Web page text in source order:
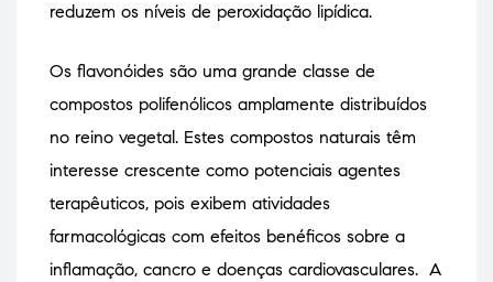
reduzem os níveis de peroxidação lipídica.
Os flavonóides são uma grande classe de
compostos polifenólicos amplamente distribuídos
no reino vegetal. Estes compostos naturais têm
interesse crescente como potenciais agentes
terapêuticos, pois exibem atividades
farmacológicas com efeitos benéficos sobre a
inflamação, cancro e doenças cardiovasculares. A